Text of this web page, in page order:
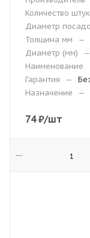
Количество
Диаметр
Толщина мм
—
Диаметр (мм)
—
Наименование
Гарантия
—
Назначение
—
74₽/шт